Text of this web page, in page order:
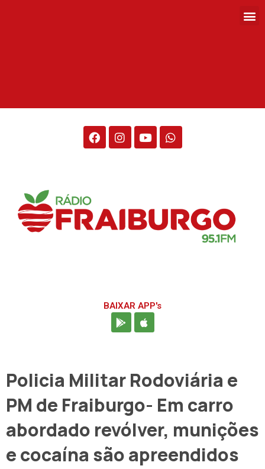
BAIXAR APP's
Policia Militar Rodoviária e
PM de Fraiburgo- Em carro
abordado revólver, munições
e cocaína são apreendidos